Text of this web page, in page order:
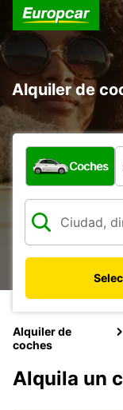
Alquiler de
¿Qué tipo de
Coches
Alquiler de
coches
Alquila un